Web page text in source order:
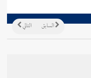
التالي السابق